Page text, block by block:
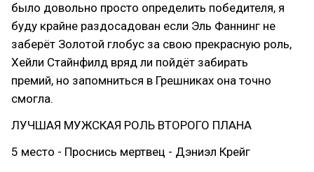
было довольно просто определить победителя, я
буду крайне раздосадован если Эль Фаннинг не
заберёт Золотой глобус за свою прекрасную роль,
Хейли Стайнфилд вряд ли пойдёт забирать
премий, но запомниться в Грешниках она точно
смогла.
ЛУЧШАЯ МУЖСКАЯ РОЛЬ ВТОРОГО ПЛАНА
5 место - Проснись мертвец - Дэниэл Крейг